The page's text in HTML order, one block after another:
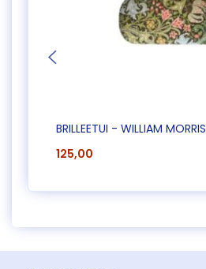
BRILLEETUI - WILLIAM MORRIS
125,00